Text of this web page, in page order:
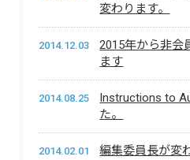
変わります。
2014.12.03
2015年から非会
ます
2014.08.25
Instructions to
た。
2014.02.01 編集委員長が変